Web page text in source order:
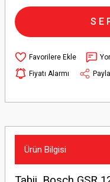
Fiyatı Alarmı
Ürün Bilgisi